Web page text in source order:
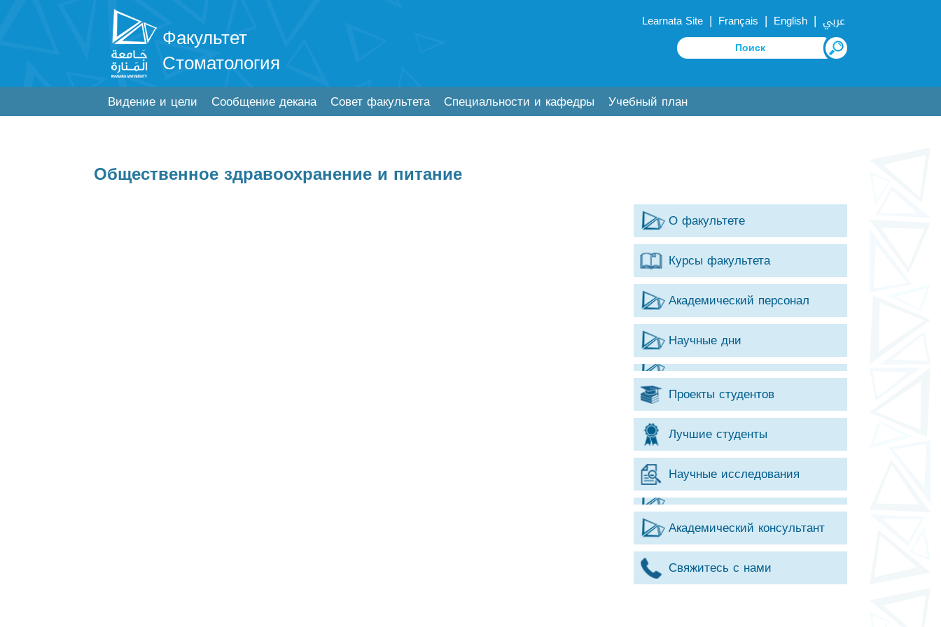
Факультет
Стоматология
Learnata Site | Français | English | عربي
Видение и цели Сообщение декана Совет факультета Специальности и кафедры Учебный план
Общественное здравоохранение и питание
О факультете
Курсы факультета
Академический персонал
Научные дни
Проекты студентов
Лучшие студенты
Научные исследования
Академический консультант
Свяжитесь с нами